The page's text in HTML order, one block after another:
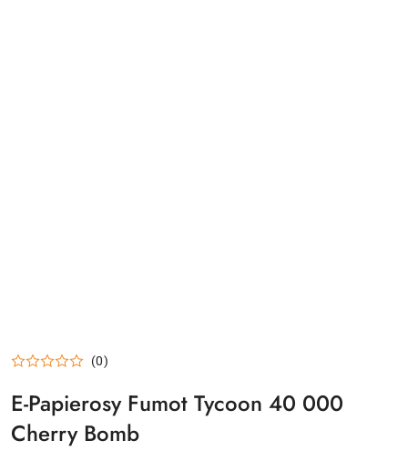
(0)
E-Papierosy Fumot Tycoon 40 000
Cherry Bomb